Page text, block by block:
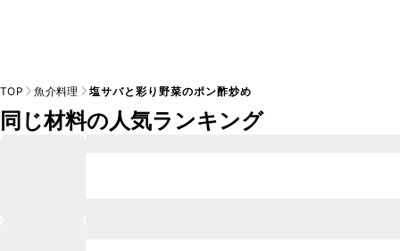
TOP 魚介料理 塩サバと彩り野菜のポン酢炒め
同じ材料の人気ランキング